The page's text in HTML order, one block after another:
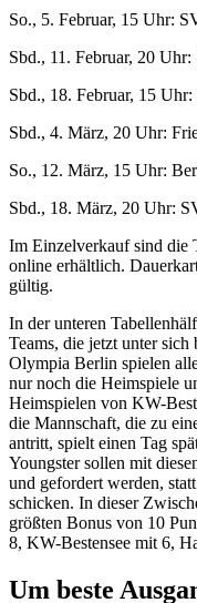
So., 5. Februar, 15 Uhr:
Sbd., 11. Februar, 20
Sbd., 18. Februar, 15
Sbd., 4. März, 20 Uhr:
So., 12. März, 15 Uhr:
Sbd., 18. März, 20 Uhr:
Im Einzelverkauf sind die
online erhältlich.
gültig.
In der unteren
Teams, die jetzt unter
Olympia Berlin spielen
nur noch die Heimspiele
Heimspielen von KW-
die Mannschaft, die zu
antritt, spielt einen Tag
Youngster sollen mit
und gefordert werden,
schicken. In dieser
größten Bonus von 10
8, KW-Bestensee mit 6,
Um beste